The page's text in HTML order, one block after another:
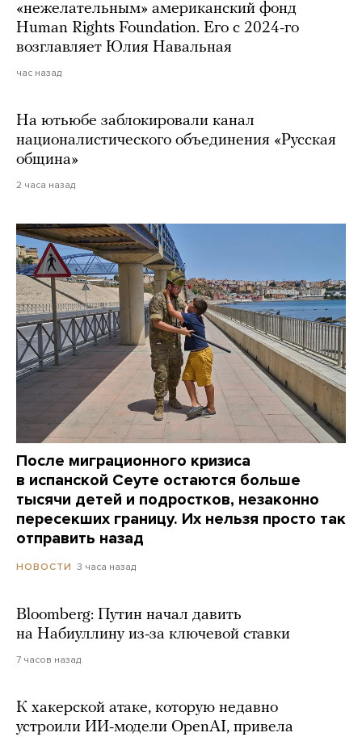
«нежелательным» американский фонд
Human Rights Foundation. Его с 2024-го
возглавляет Юлия Навальная
час назад
На ютьюбе заблокировали канал
националистического объединения «Русская
община»
2 часа назад
После миграционного кризиса
в испанской Сеуте остаются больше
тысячи детей и подростков, незаконно
пересекших границу. Их нельзя просто так
отправить назад
НОВОСТИ 3 часа назад
Bloomberg: Путин начал давить
на Набиуллину из-за ключевой ставки
7 часов назад
К хакерской атаке, которую недавно
устроили ИИ-модели OpenAI, привела